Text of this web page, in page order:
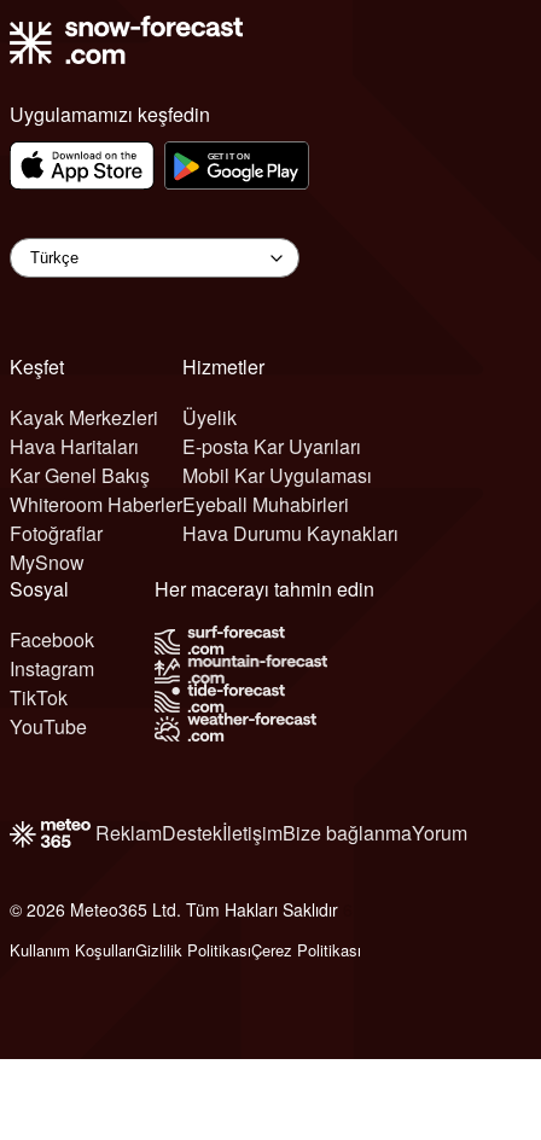
Uygulamamızı keşfedin
Keşfet
Kayak Merkezleri
Hava Haritaları
Kar Genel Bakış
Whiteroom Haberler
Fotoğraflar
MySnow
Hizmetler
Üyelik
E-posta Kar Uyarıları
Mobil Kar Uygulaması
Eyeball Muhabirleri
Hava Durumu Kaynakları
Sosyal
Facebook
Instagram
TikTok
YouTube
Her macerayı tahmin edin
ReklamDestekİletişimBize bağlanmaYorum
© 2026 Meteo365 Ltd. Tüm Hakları Saklıdır
Kullanım KoşullarıGizlilik PolitikasıÇerez Politikası